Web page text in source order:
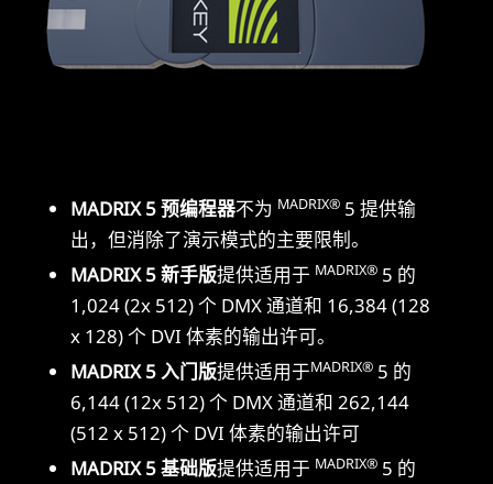
MADRIX 5 预编程器不为 MADRIX® 5 提供输
出，但消除了演示模式的主要限制。
MADRIX 5 新手版提供适用于 MADRIX® 5 的
1,024 (2x 512) 个 DMX 通道和 16,384 (128
x 128) 个 DVI 体素的输出许可。
MADRIX 5 入门版提供适用于MADRIX® 5 的
6,144 (12x 512) 个 DMX 通道和 262,144
(512 x 512) 个 DVI 体素的输出许可
MADRIX 5 基础版提供适用于 MADRIX® 5 的